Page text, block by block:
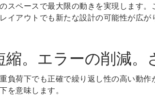
スペースで最大限の動きを実現します
イアウトでも新たな設計の可能性が広が
。エラーの削減。
負荷下でも正確で繰り返し性の高い動
を意味します。